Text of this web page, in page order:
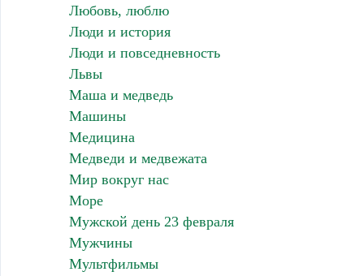
Любовь, люблю
Люди и история
Люди и повседневность
Львы
Маша и медведь
Машины
Медицина
Медведи и медвежата
Мир вокруг нас
Море
Мужской день 23 февраля
Мужчины
Мультфильмы